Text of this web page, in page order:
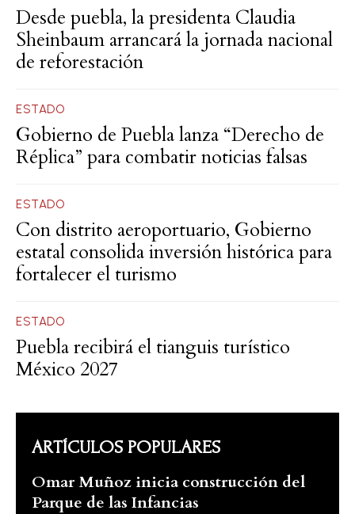
Desde puebla, la presidenta Claudia
Sheinbaum arrancará la jornada nacional
de reforestación
ESTADO
Gobierno de Puebla lanza “Derecho de
Réplica” para combatir noticias falsas
ESTADO
Con distrito aeroportuario, Gobierno
estatal consolida inversión histórica para
fortalecer el turismo
ESTADO
Puebla recibirá el tianguis turístico
México 2027
ARTÍCULOS POPULARES
Omar Muñoz inicia construcción del
Parque de las Infancias